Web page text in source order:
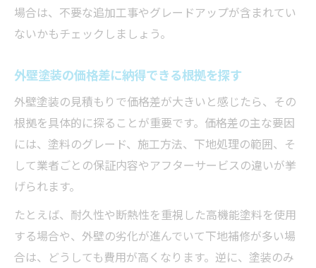
場合は、不要な追加工事やグレードアップが含まれてい
ないかもチェックしましょう。
外壁塗装の価格差に納得できる根拠を探す
外壁塗装の見積もりで価格差が大きいと感じたら、その
根拠を具体的に探ることが重要です。価格差の主な要因
には、塗料のグレード、施工方法、下地処理の範囲、そ
して業者ごとの保証内容やアフターサービスの違いが挙
げられます。
たとえば、耐久性や断熱性を重視した高機能塗料を使用
する場合や、外壁の劣化が進んでいて下地補修が多い場
合は、どうしても費用が高くなります。逆に、塗装のみ